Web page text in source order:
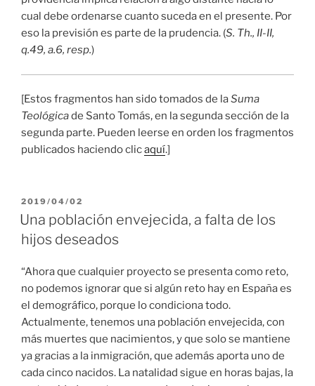
cual debe ordenarse cuanto suceda en el presente. Por
eso la previsión es parte de la prudencia. (S. Th., II-II,
q.49, a.6, resp.)
[Estos fragmentos han sido tomados de laSuma
Teológicade Santo Tomás, en la segunda sección de la
segunda parte. Pueden leerse en orden los fragmentos
publicados haciendo clicaquí.]
PUBLICADO
EL
2019/04/02
Una población envejecida, a falta de los
hijos deseados
“Ahora que cualquier proyecto se presenta como reto,
no podemos ignorar que si algún reto hay en España es
el demográfico, porque lo condiciona todo.
Actualmente, tenemos una población envejecida, con
más muertes que nacimientos, y que solo se mantiene
ya gracias a la inmigración, que además aporta uno de
cada cinco nacidos. La natalidad sigue en horas bajas, la